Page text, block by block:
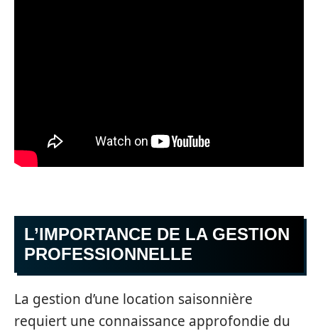
L’IMPORTANCE DE LA GESTION
PROFESSIONNELLE
La gestion d’une location saisonnière
requiert une connaissance approfondie du